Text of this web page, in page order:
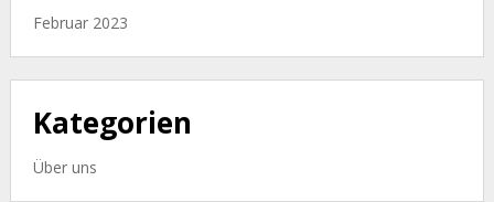
Februar 2023
Kategorien
Über uns